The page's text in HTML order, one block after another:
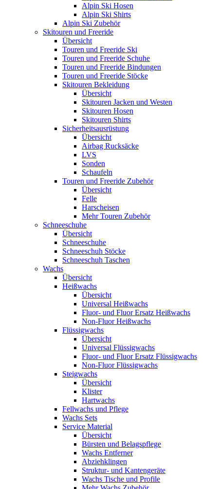
Alpin Ski Hosen
Alpin Ski Shirts
Alpin Ski Zubehör
Skitouren und Freeride
Übersicht
Touren und Freeride Ski
Touren und Freeride Schuhe
Touren und Freeride Bindungen
Touren und Freeride Stöcke
Skitouren Bekleidung
Übersicht
Skitouren Jacken und Westen
Skitouren Hosen
Skitouren Shirts
Sicherheitsausrüstung
Übersicht
Airbag Rucksäcke
LVS
Sonden
Schaufeln
Touren und Freeride Zubehör
Übersicht
Felle
Harscheisen
Mehr Touren Zubehör
Schneeschuhe
Übersicht
Schneeschuhe
Schneeschuh Stöcke
Schneeschuh Taschen
Wachs
Übersicht
Heißwachs
Übersicht
Universal Heißwachs
Fluor- und Fluor Ersatz Heißwachs
Non-Fluor Heißwachs
Flüssigwachs
Übersicht
Universal Flüssigwachs
Fluor- und Fluor Ersatz Flüssigwachs
Non-Fluor Flüssigwachs
Steigwachs
Übersicht
Klister
Hartwachs
Fellwachs und Pflege
Wachs Sets
Service Material
Übersicht
Bürsten und Belagspflege
Wachs Entferner
Abziehklingen
Struktur- und Kantengeräte
Wachs Tische und Profile